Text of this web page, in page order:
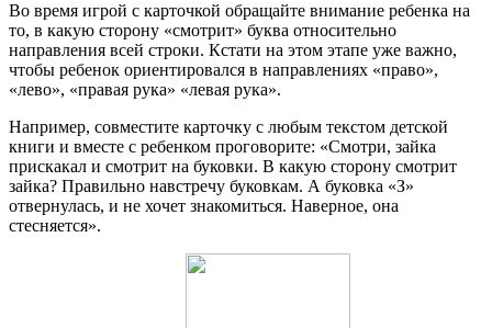
Во время игрой с карточкой обращайте внимание ребенка на
то, в какую сторону «смотрит» буква относительно
направления всей строки. Кстати на этом этапе уже важно,
чтобы ребенок ориентировался в направлениях «право»,
«лево», «правая рука» «левая рука».
Например, совместите карточку с любым текстом детской
книги и вместе с ребенком проговорите: «Смотри, зайка
прискакал и смотрит на буковки. В какую сторону смотрит
зайка? Правильно навстречу буковкам. А буковка «З»
отвернулась, и не хочет знакомиться. Наверное, она
стесняется».